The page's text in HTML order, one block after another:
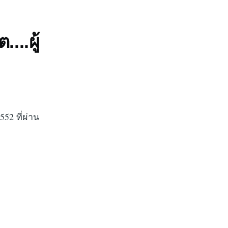
....ผู้
ที่ผ่าน